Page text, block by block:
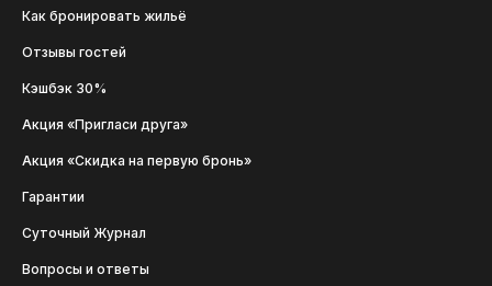
Как бронировать жильё
Отзывы гостей
Кэшбэк 30%
Акция «Пригласи друга»
Акция «Скидка на первую бронь»
Гарантии
Суточный Журнал
Вопросы и ответы